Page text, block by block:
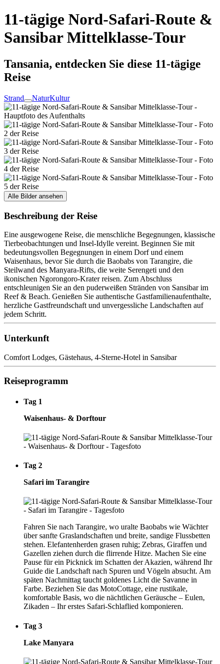
11-tägige Nord-Safari-Route &
Sansibar Mittelklasse-Tour
Tansania, entdecken Sie diese 11-tägige
Reise
Strand NaturKultur
Alle Bilder ansehen
Beschreibung der Reise
Eine ausgewogene Reise, die menschliche Begegnungen, klassische
Tierbeobachtungen und Insel-Idylle vereint. Beginnen Sie mit
bedeutungsvollen Begegnungen in einem Dorf und einem
Waisenhaus, bevor Sie durch die Baobabs von Tarangire, die
Steilwand des Manyara-Rifts, die weite Serengeti und den
ikonischen Ngorongoro-Krater reisen. Zum Abschluss
entschleunigen Sie an den puderweißen Stränden von Sansibar im
Reef & Beach. Genießen Sie authentische Gastfamilienaufenthalte,
herzliche Gastfreundschaft und unvergessliche Landschaften auf
jedem Schritt.
Unterkunft
Comfort Lodges, Gästehaus, 4-Sterne-Hotel in Sansibar
Reiseprogramm
Tag 1
Waisenhaus- & Dorftour
Tag 2
Safari im Tarangire
Fahren Sie nach Tarangire, wo uralte Baobabs wie Wächter
über sanfte Graslandschaften und breite, sandige Flussbetten
stehen. Elefantenherden grasen ruhig; Zebras, Giraffen und
Gazellen ziehen durch die flirrende Hitze. Machen Sie eine
Pause für ein Picknick im Schatten der Akazien, während Ihr
Guide die Landschaft nach Spuren und Vögeln absucht. Am
späten Nachmittag taucht goldenes Licht die Savanne in
Farbe. Beziehen Sie das MotoCottage, eine rustikale,
komfortable Basis, wo die nächtlichen Geräusche – Eulen,
Zikaden – Ihr erstes Safari-Schlaflied komponieren.
Tag 3
Lake Manyara